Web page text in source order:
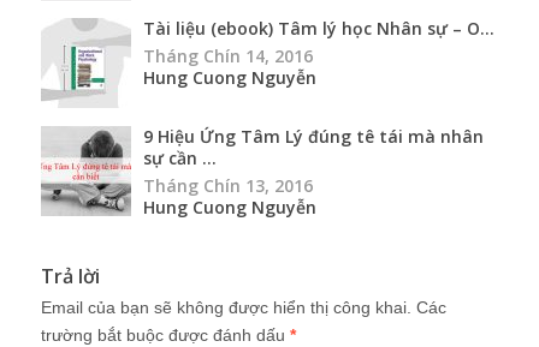
Tài liệu (ebook) Tâm lý học Nhân sự – O...
Tháng Chín 14, 2016
Hung Cuong Nguyễn
9 Hiệu Ứng Tâm Lý đúng tê tái mà nhân
sự cần ...
Tháng Chín 13, 2016
Hung Cuong Nguyễn
Trả lời
Email của bạn sẽ không được hiển thị công khai. Các
trường bắt buộc được đánh dấu *